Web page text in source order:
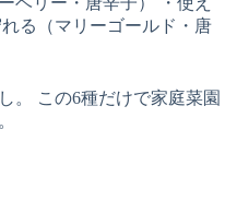
る（マリーゴールド・唐
。 この6種だけで家庭菜園